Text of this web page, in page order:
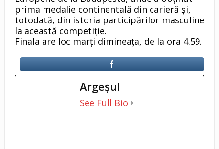
prima medalie continentală din carieră și,
totodată, din istoria participărilor masculine
la această competiție.
Finala are loc marți dimineața, de la ora 4.59.
Argeşul
See Full Bio